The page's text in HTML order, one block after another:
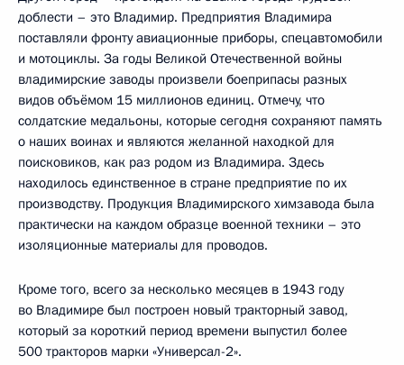
доблести – это Владимир. Предприятия Владимира
поставляли фронту авиационные приборы, спецавтомобили
и мотоциклы. За годы Великой Отечественной войны
владимирские заводы произвели боеприпасы разных
видов объёмом 15 миллионов единиц. Отмечу, что
солдатские медальоны, которые сегодня сохраняют память
о наших воинах и являются желанной находкой для
поисковиков, как раз родом из Владимира. Здесь
находилось единственное в стране предприятие по их
производству. Продукция Владимирского химзавода была
практически на каждом образце военной техники – это
изоляционные материалы для проводов.
Кроме того, всего за несколько месяцев в 1943 году
во Владимире был построен новый тракторный завод,
который за короткий период времени выпустил более
500 тракторов марки «Универсал-2».